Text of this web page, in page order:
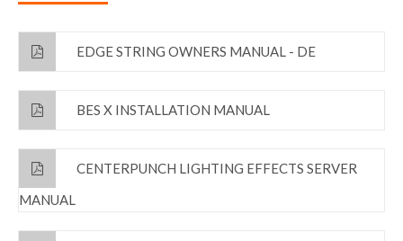
EDGE STRING OWNERS MANUAL - DE
BES X INSTALLATION MANUAL
CENTERPUNCH LIGHTING EFFECTS SERVER
MANUAL